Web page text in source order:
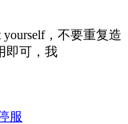
，不要重复造
即可，我
服